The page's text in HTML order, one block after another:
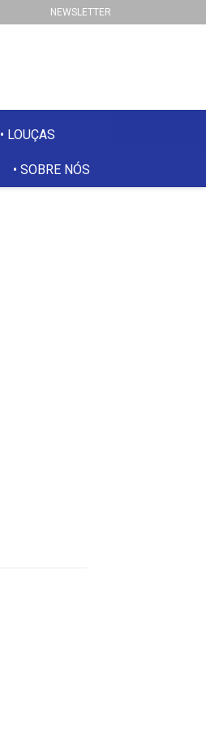
NEWSLETTER
LOUÇAS
SOBRE NÓS